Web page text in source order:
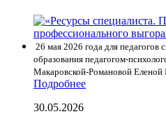
26 мая 2026 года для педагогов
образования педагогом-
Макаровской-Романовой Еленой
Подробнее
30.05.2026